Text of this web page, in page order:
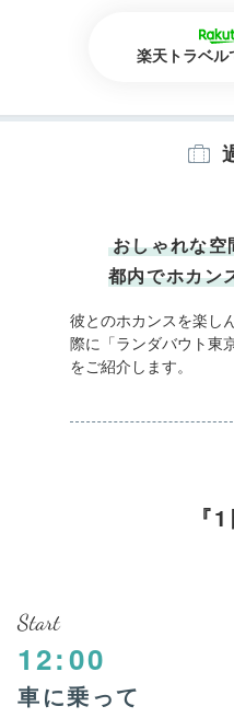
楽天トラベル
おしゃれな
都内でホカン
彼とのホカンスを楽し
際に「ランダバウト東
をご紹介します。
1
Start
12:00
車に乗って